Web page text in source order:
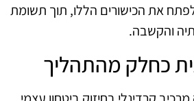
לפתח את הכישורים הללו, תוך תשומת
והקשבה.
כחלק מהתהליך